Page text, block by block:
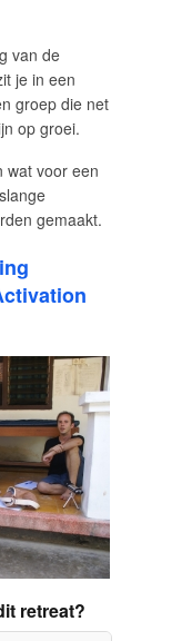
van de
je in een
groep die net
op groei.
wat voor een
gemaakt.
retreat?